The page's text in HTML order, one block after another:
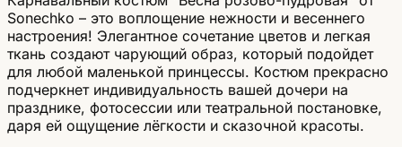
Sonechko – это воплощение нежности и весеннего
настроения! Элегантное сочетание цветов и легкая
ткань создают чарующий образ, который подойдет
для любой маленькой принцессы. Костюм прекрасно
подчеркнет индивидуальность вашей дочери на
празднике, фотосессии или театральной постановке,
даря ей ощущение лёгкости и сказочной красоты.